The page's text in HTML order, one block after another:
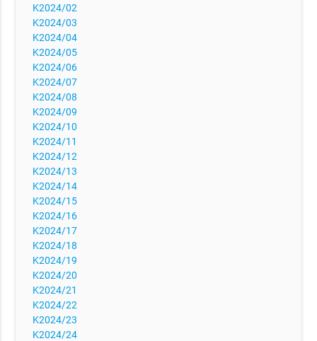
K2024/02
K2024/03
K2024/04
K2024/05
K2024/06
K2024/07
K2024/08
K2024/09
K2024/10
K2024/11
K2024/12
K2024/13
K2024/14
K2024/15
K2024/16
K2024/17
K2024/18
K2024/19
K2024/20
K2024/21
K2024/22
K2024/23
K2024/24